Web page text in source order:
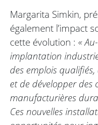
Margarita Simkin,
également l’impact
cette évolution : «
implantation
des emplois
et de développer des
manufacturières
Ces nouvelles